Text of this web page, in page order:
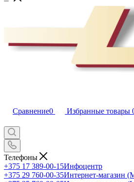
Сравнение0 Избранные товары
Телефоны
+375 17 389-00-15Инфоцентр
+375 29 760-00-35Интернет-магазин